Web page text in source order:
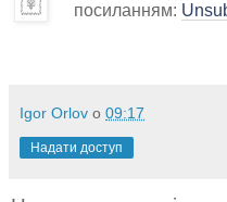
посиланням:
Igor Orlov о 09:17
Надати доступ